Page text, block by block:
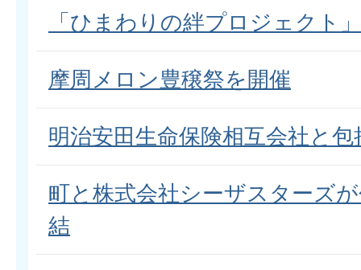
「ひまわりの絆プロジェクト
摩周メロン豊穣祭を開催
明治安田生命保険相互会社と
町と株式会社シーザスターズ
結